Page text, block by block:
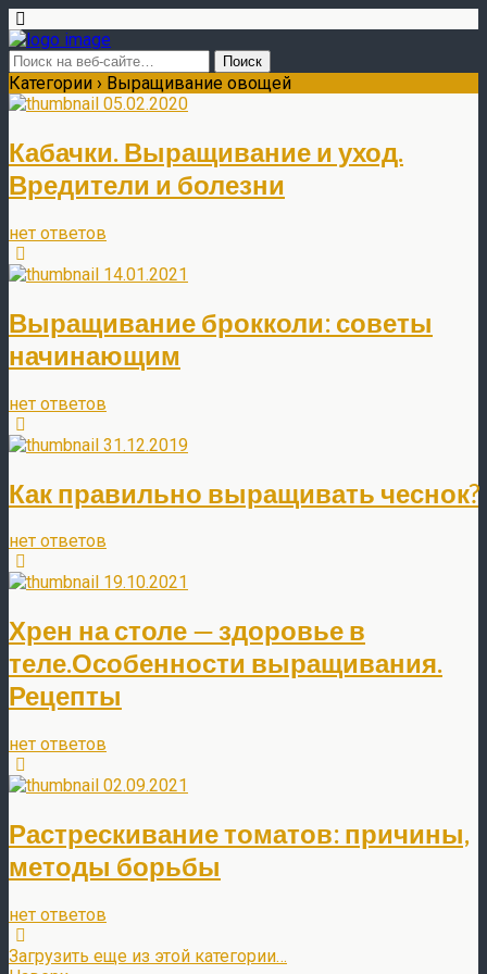
Категории › Выращивание овощей
05.02.2020
Кабачки. Выращивание и уход.
Вредители и болезни
нет ответов
14.01.2021
Выращивание брокколи: советы
начинающим
нет ответов
31.12.2019
Как правильно выращивать чеснок?
нет ответов
19.10.2021
Хрен на столе — здоровье в
теле.Особенности выращивания.
Рецепты
нет ответов
02.09.2021
Растрескивание томатов: причины,
методы борьбы
нет ответов
Загрузить еще из этой категории…